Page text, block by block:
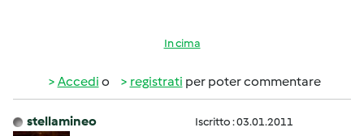
In cima
Accedi o registrati per poter commentare
stellamineo Iscritto : 03.01.2011